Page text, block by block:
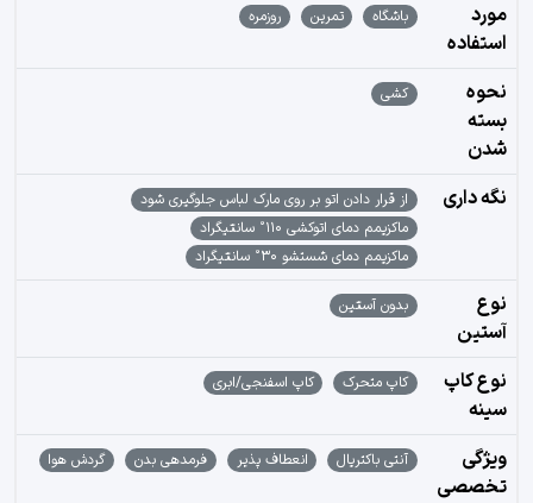
مورد
استفاده
باشگاه تمرین روزمره
نحوه
بسته
شدن
کشی
نگه داری
از قرار دادن اتو بر روی مارک لباس جلوگیری شود
ماکزیمم دمای اتوکشی 110° سانتیگراد
ماکزیمم دمای شستشو 30° سانتیگراد
نوع
آستین
بدون آستین
نوع کاپ
سینه
کاپ متحرک کاپ اسفنجی/ابری
ویژگی
تخصصی
آنتی باکتریال انعطاف پذیر فرمدهی بدن گردش هوا